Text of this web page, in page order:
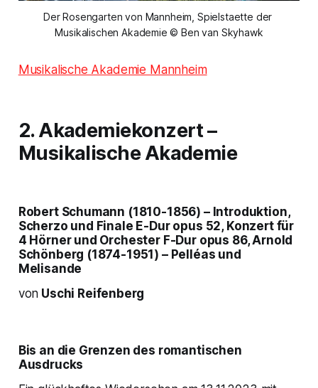
Der Rosengarten von Mannheim, Spielstaette der
Musikalischen Akademie © Ben van Skyhawk
Musikalische Akademie Mannheim
2. Akademiekonzert –
Musikalische Akademie
Robert Schumann (1810-1856) – Introduktion,
Scherzo und Finale E-Dur opus 52, Konzert für
4 Hörner und Orchester F-Dur opus 86, Arnold
Schönberg (1874-1951) – Pelléas und
Melisande
von Uschi Reifenberg
Bis an die Grenzen des romantischen
Ausdrucks